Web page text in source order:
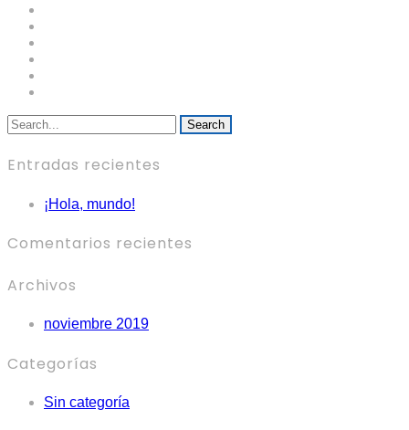
Search
Entradas recientes
¡Hola, mundo!
Comentarios recientes
Archivos
noviembre 2019
Categorías
Sin categoría